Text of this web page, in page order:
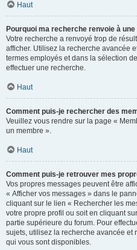
Haut
Pourquoi ma recherche renvoie à une
Votre recherche a renvoyé trop de
afficher. Utilisez la recherche avancée
termes employés et dans la sélection
effectuer une recherche.
Haut
Comment puis-je rechercher des
Veuillez vous rendre sur la page «
un membre ».
Haut
Comment puis-je retrouver mes
Vos propres messages peuvent être
« Afficher vos messages » dans le
cliquant sur le lien « Rechercher les
votre propre profil ou soit en cliquant
partie supérieure du forum. Pour
sujets, utilisez la recherche avancée
qui vous sont disponibles.